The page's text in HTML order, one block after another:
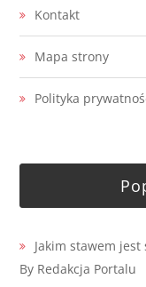
Kontakt
Mapa strony
Polityka
Jakim stawem
By Redakcja Portalu